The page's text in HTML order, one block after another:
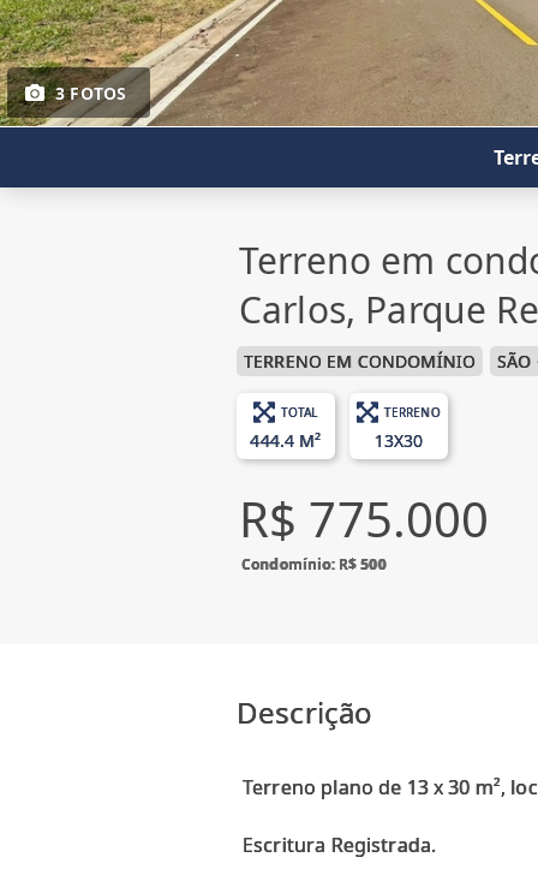
3 FOTOS
Terreno em
Carlos, Parque
TERRENO EM CONDOMÍNIO SÃO
TOTAL
444.4 M²
TERRENO
13X30
R$ 775.000
Condomínio: R$ 500
Descrição
Terreno plano de 13 x 30 m²,
Escritura Registrada.